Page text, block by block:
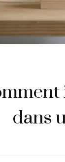
dans